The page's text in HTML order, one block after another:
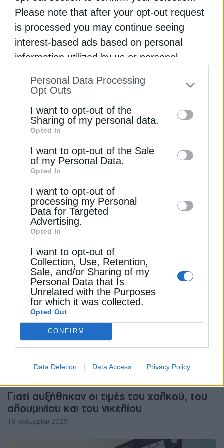
Please note that after your opt-out request
is processed you may continue seeing
interest-based ads based on personal
information utilized by us or personal
to your opt-out. You may separately opt-out
information by third parties on the IAB’s list
of downstream participants. This
information may also be disclosed by us to
third parties on theIAB’s List of
Downstream Participants
disclose it to other third parties.
Personal Data Processing
Opt Outs
I want to opt-out of the
Sharing of my personal data.
Opted In
I want to opt-out of the Sale
of my Personal Data.
Opted In
I want to opt-out of
processing my Personal
Data for Targeted
Advertising.
Opted In
I want to opt-out of
Collection, Use, Retention,
Sale, and/or Sharing of my
Personal Data that Is
Unrelated with the Purposes
for which it was collected.
Opted Out
CONFIRM
Data Deletion Data Access Privacy Policy
COP28 ΗΝΩΜΕΝΑ ΑΡΑΒΙΚΑ ΕΜΙΡΑΤΑ ΚΛΙΜΑΤΙΚΗ ΑΛΛΑΓΗ
ΜΕΙΩΣΗ ΕΚΠΟΜΠΩΝ ΡΥΠΩΝ ΝΤΟΥΜΠΑΙ
ΔΕΊΤΕ ΕΠΊΣΗΣ
ΔΙΕΘΝΗ
Πυρηνική ενέργεια: Η σημασία της
συμφωνίας ΗΠΑ με Σαουδική Αραβία
19 Νοεμβρίου 2025
Γιατί αυξήθηκαν οι τιμές του χαλκού, του
αλουμινίου και του νικελίου
19 Ιανουαρίου 2026